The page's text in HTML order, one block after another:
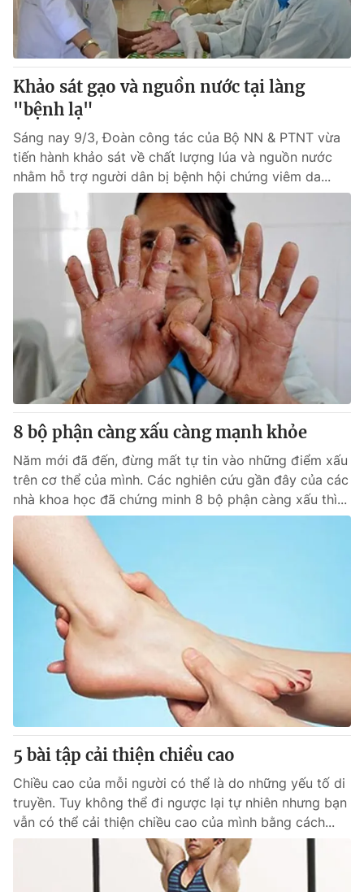
Khảo sát gạo và nguồn nước tại làng
"bệnh lạ"
Sáng nay 9/3, Đoàn công tác của Bộ NN & PTNT vừa
tiến hành khảo sát về chất lượng lúa và nguồn nước
nhằm hỗ trợ người dân bị bệnh hội chứng viêm da...
8 bộ phận càng xấu càng mạnh khỏe
Năm mới đã đến, đừng mất tự tin vào những điểm xấu
trên cơ thể của mình. Các nghiên cứu gần đây của các
nhà khoa học đã chứng minh 8 bộ phận càng xấu thì...
5 bài tập cải thiện chiều cao
Chiều cao của mỗi người có thể là do những yếu tố di
truyền. Tuy không thể đi ngược lại tự nhiên nhưng bạn
vẫn có thể cải thiện chiều cao của mình bằng cách...